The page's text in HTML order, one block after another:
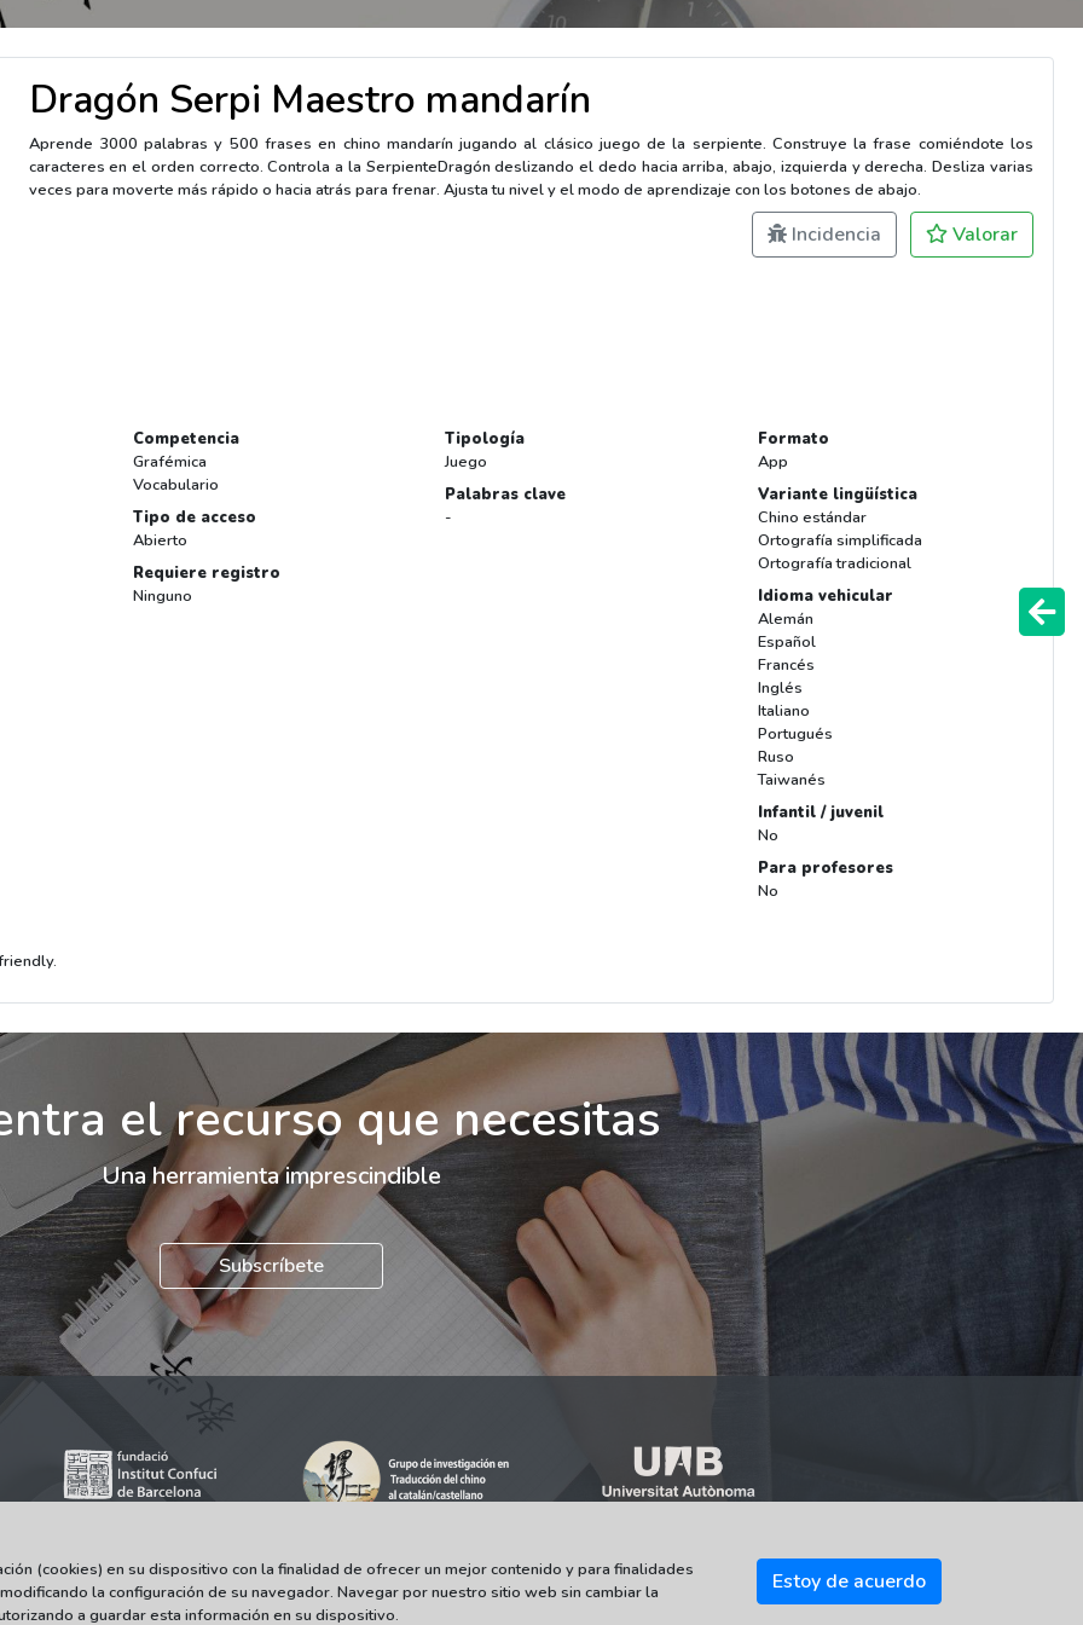
Dragón Serpi Maestro mandarín
Aprende 3000 palabras y 500 frases en chino mandarín jugando al clásico juego de la serpiente. Construye la frase comiéndote los
caracteres en el orden correcto. Controla a la SerpienteDragón deslizando el dedo hacia arriba, abajo, izquierda y derecha. Desliza varias
veces para moverte más rápido o hacia atrás para frenar. Ajusta tu nivel y el modo de aprendizaje con los botones de abajo.
Incidencia Valorar
Competencia
Grafémica
Vocabulario
Tipo de acceso
Abierto
Requiere registro
Ninguno
Tipología
Juego
Palabras clave
-
Formato
App
Variante lingüística
Chino estándar
Ortografía simplificada
Ortografía tradicional
Idioma vehicular
Alemán
Español
Francés
Inglés
Italiano
Portugués
Ruso
Taiwanés
Infantil / juvenil
No
Para profesores
No
el recurso que necesitas
Una herramienta imprescindible
Subscríbete
© 2021-2022 Universitat Autònoma de Barcelona
Tots els drets reservats
Estoy de acuerdo
(cookies) en su dispositivo con la finalidad de ofrecer un mejor contenido y para finalidades
la configuración de su navegador. Navegar por nuestro sitio web sin cambiar la
a guardar esta información en su dispositivo.